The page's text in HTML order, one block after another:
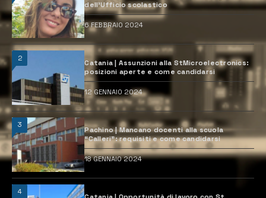
dell’Ufficio scolastico
6 FEBBRAIO 2024
2
Catania | Assunzioni alla StMicroelectronics:
posizioni aperte e come candidarsi
12 GENNAIO 2024
3
Pachino | Mancano docenti alla scuola
“Calleri”: requisiti e come candidarsi
18 GENNAIO 2024
4